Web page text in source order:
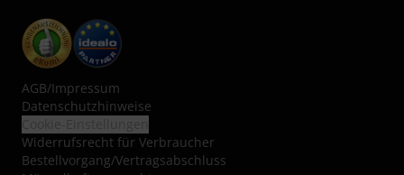
AGB/Impressum
Datenschutzhinweise
Widerrufsrecht für Verbraucher
Bestellvorgang/Vertragsabschluss